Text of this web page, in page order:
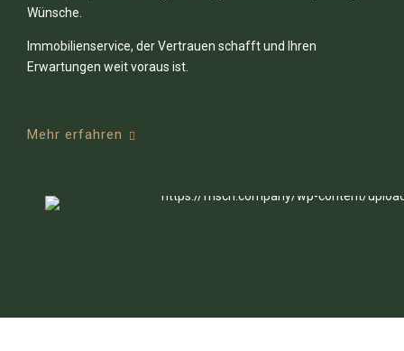
Wünsche.
Immobilienservice, der Vertrauen schafft und Ihren
Erwartungen weit voraus ist.
Mehr erfahren